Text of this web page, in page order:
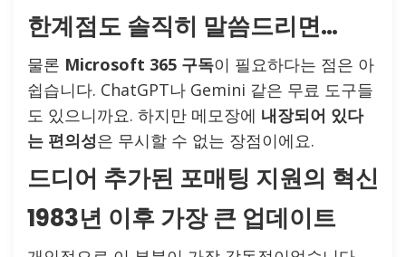
한계점도 솔직히 말씀드리면…
물론 Microsoft 365 구독이 필요하다는 점은 아
쉽습니다. ChatGPT나 Gemini 같은 무료 도구들
도 있으니까요. 하지만 메모장에 내장되어 있다
는 편의성은 무시할 수 없는 장점이에요.
드디어 추가된 포매팅 지원의 혁신
1983년 이후 가장 큰 업데이트